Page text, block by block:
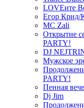
LOVEите
Егор Крид/
MC Zali
Открытие
PARTY!
DJ
Мужское
PARTY!
Пенная
Dj Jim